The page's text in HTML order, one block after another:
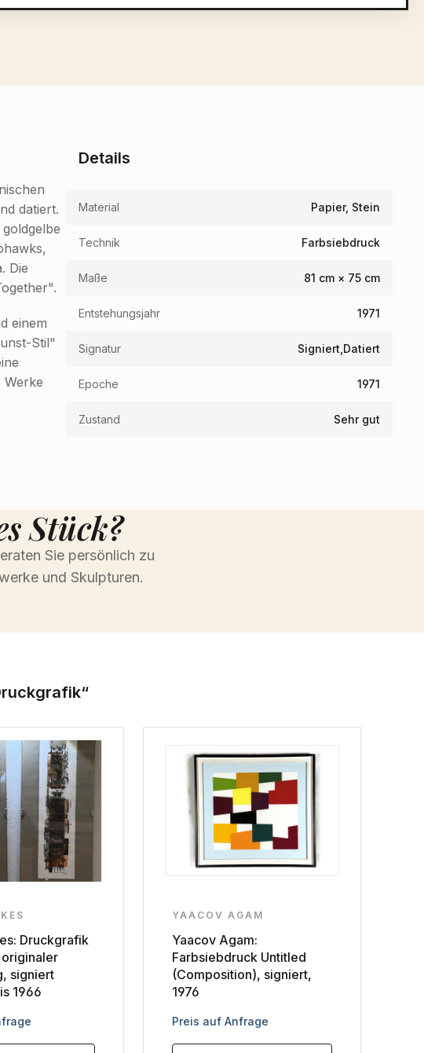
datiert.
Die
einem
Stil"
Details
Material Papier, Stein
Technik Farbsiebdruck
Maße 81 cm × 75 cm
Entstehungsjahr 1971
Signatur Signiert,Datiert
Epoche 1971
Zustand Sehr gut
Stück?
Sie persönlich zu
und Skulpturen.
Druckgrafik
signiert
1966
YAACOV AGAM
Yaacov Agam:
Farbsiebdruck Untitled
(Composition), signiert,
1976
Regulärer Preis:
Preis auf Anfrage